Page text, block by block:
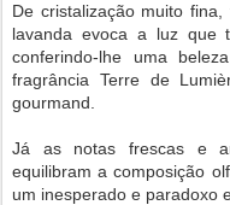
De cristalização muito
lavanda evoca a luz que
conferindo-lhe uma
fragrância Terre de
gourmand.
Já as notas frescas e
equilibram a composição
um inesperado e paradoxo